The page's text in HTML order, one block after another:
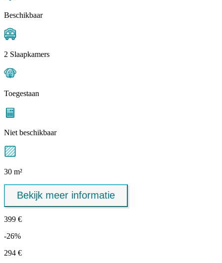
Beschikbaar
2 Slaapkamers
Toegestaan
Niet beschikbaar
30 m²
Bekijk meer informatie
399 €
-26%
294 €